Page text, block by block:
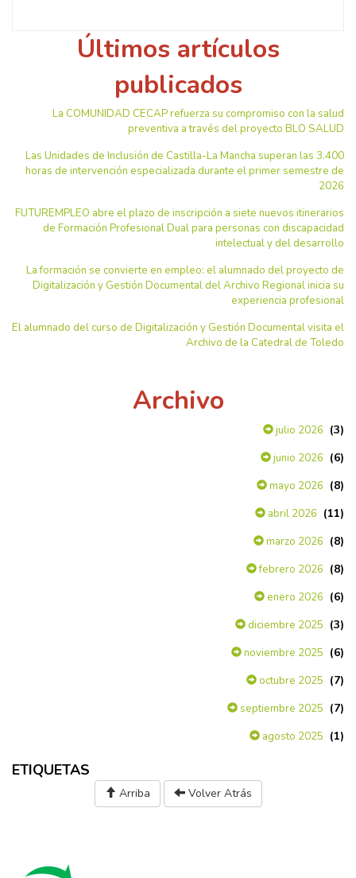
Últimos artículos
publicados
La COMUNIDAD CECAP refuerza su compromiso con la salud
preventiva a través del proyecto BLO SALUD
Las Unidades de Inclusión de Castilla-La Mancha superan las 3.400
horas de intervención especializada durante el primer semestre de
2026
FUTUREMPLEO abre el plazo de inscripción a siete nuevos itinerarios
de Formación Profesional Dual para personas con discapacidad
intelectual y del desarrollo
La formación se convierte en empleo: el alumnado del proyecto de
Digitalización y Gestión Documental del Archivo Regional inicia su
experiencia profesional
El alumnado del curso de Digitalización y Gestión Documental visita el
Archivo de la Catedral de Toledo
Archivo
julio 2026 (3)
junio 2026 (6)
mayo 2026 (8)
abril 2026 (11)
marzo 2026 (8)
febrero 2026 (8)
enero 2026 (6)
diciembre 2025 (3)
noviembre 2025 (6)
octubre 2025 (7)
septiembre 2025 (7)
agosto 2025 (1)
ETIQUETAS
Arriba Volver Atrás